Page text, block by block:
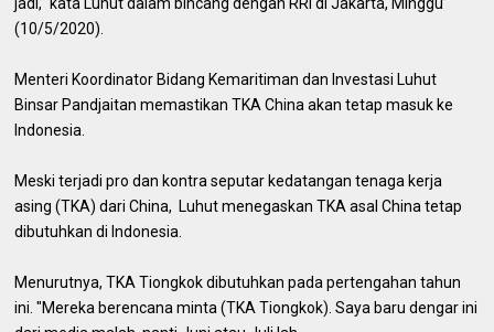
(10/5/2020).
Menteri Koordinator Bidang Kemaritiman dan Investasi Luhut
Binsar Pandjaitan memastikan TKA China akan tetap masuk ke
Indonesia.
Meski terjadi pro dan kontra seputar kedatangan tenaga kerja
asing (TKA) dari China, Luhut menegaskan TKA asal China tetap
dibutuhkan di Indonesia.
Menurutnya, TKA Tiongkok dibutuhkan pada pertengahan tahun
ini. "Mereka berencana minta (TKA Tiongkok). Saya baru dengar ini